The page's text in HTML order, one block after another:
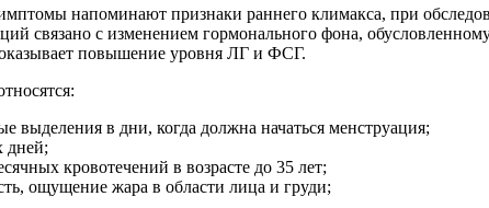
напоминают признаки раннего климакса, при
связано с изменением гормонального фона,
повышение уровня ЛГ и ФСГ.
выделения в дни, когда должна начаться менструация;
дней;
кровотечений в возрасте до 35 лет;
ощущение жара в области лица и груди;